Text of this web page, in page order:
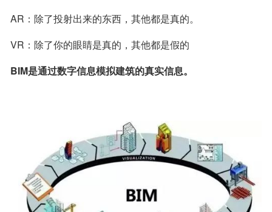
AR：除了投射出来的东西，其他都是真的。
VR：除了你的眼睛是真的，其他都是假的
BIM是通过数字信息模拟建筑的真实信息。